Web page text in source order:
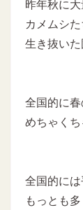
昨年秋に
カメムシ
生き抜い
全国的に
めちゃく
全国的に
もっとも